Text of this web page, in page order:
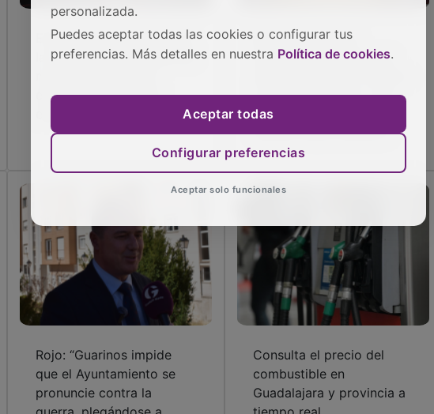
El PP celebra en Jadraque
la I Cumbre en defensa del
esencia de la política
Bellido destaca el
liderazgo de Page en la
su propio partido” y los
avances de Sigüenza y
Atienza hacia UNESCO
Rojo: “Guarinos impide
que el Ayuntamiento se
pronuncie contra la
Consulta el precio del
combustible en
Guadalajara y provincia a
personalizada.
Puedes aceptar todas las cookies o configurar tus
preferencias. Más detalles en nuestra Política de cookies.
Aceptar todas
Configurar preferencias
Aceptar solo funcionales